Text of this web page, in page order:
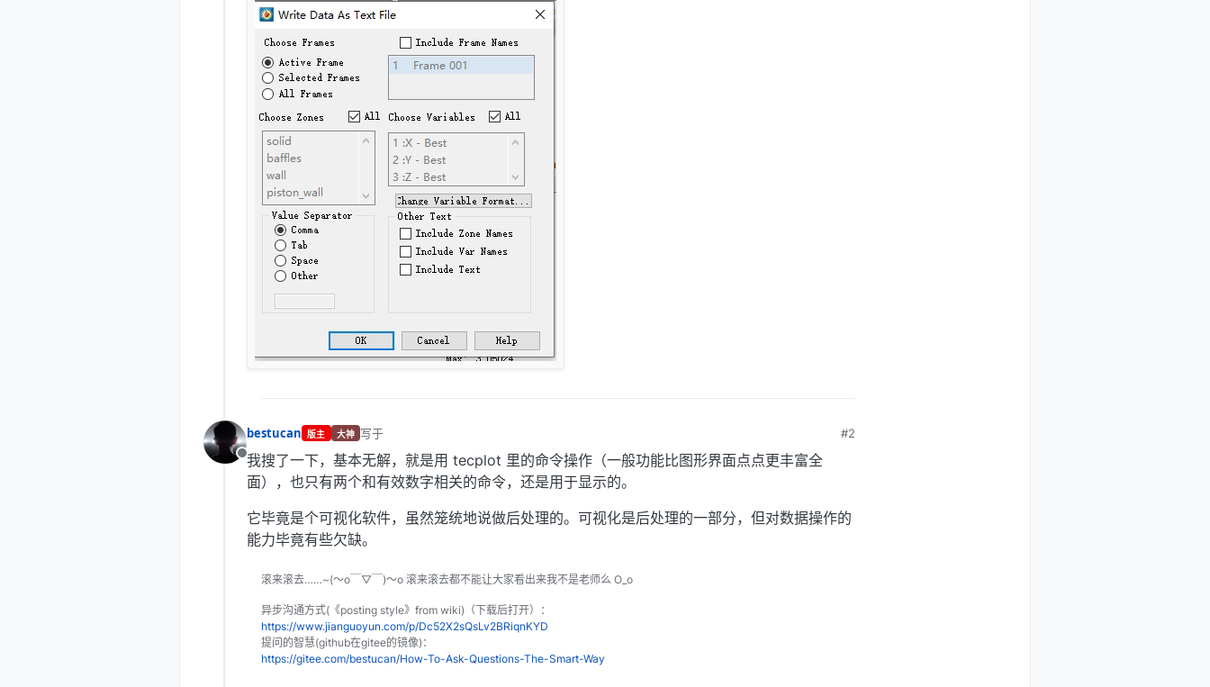
离线
bestucan 版主 大神 写于
最后由 编辑
#2
我搜了一下，基本无解，就是用 tecplot 里的命令操作（一般功能比图形界面点点更丰富全
面），也只有两个和有效数字相关的命令，还是用于显示的。
它毕竟是个可视化软件，虽然笼统地说做后处理的。可视化是后处理的一部分，但对数据操作的
能力毕竟有些欠缺。
滚来滚去……~(～o￣▽￣)～o 滚来滚去都不能让大家看出来我不是老师么 O_o
异步沟通方式(《posting style》from wiki)（下载后打开）：
https://www.jianguoyun.com/p/Dc52X2sQsLv2BRiqnKYD
提问的智慧(github在gitee的镜像)：
https://gitee.com/bestucan/How-To-Ask-Questions-The-Smart-Way